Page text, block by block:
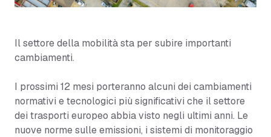
Il settore della mobilità sta per subire importanti
cambiamenti.
I prossimi 12 mesi porteranno alcuni dei cambiamenti
normativi e tecnologici più significativi che il settore
dei trasporti europeo abbia visto negli ultimi anni. Le
nuove norme sulle emissioni, i sistemi di monitoraggio